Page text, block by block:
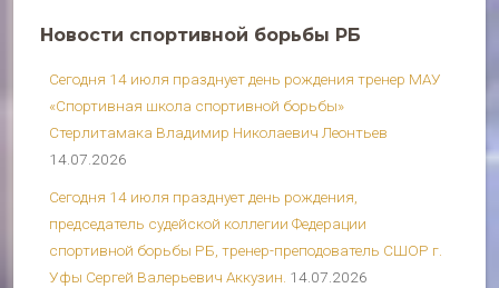
Новости спортивной борьбы РБ
Сегодня 14 июля празднует день рождения тренер МАУ
«Спортивная школа спортивной борьбы»
Стерлитамака Владимир Николаевич Леонтьев
14.07.2026
Сегодня 14 июля празднует день рождения,
председатель судейской коллегии Федерации
спортивной борьбы РБ, тренер-преподователь СШОР г.
Уфы Сергей Валерьевич Аккузин. 14.07.2026